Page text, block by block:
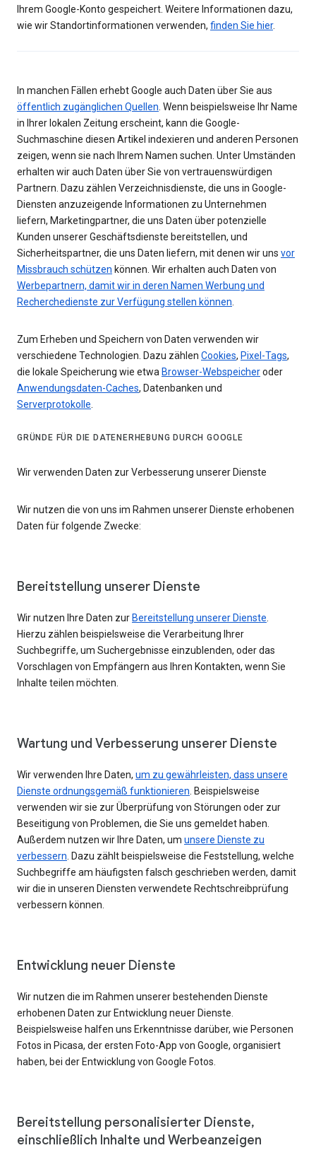
Ihrem Google-Konto gespeichert. Weitere Informationen dazu,
wie wir Standortinformationen verwenden, finden Sie hier.
In manchen Fällen erhebt Google auch Daten über Sie aus
öffentlich zugänglichen Quellen. Wenn beispielsweise Ihr Name
in Ihrer lokalen Zeitung erscheint, kann die Google-
Suchmaschine diesen Artikel indexieren und anderen Personen
zeigen, wenn sie nach Ihrem Namen suchen. Unter Umständen
erhalten wir auch Daten über Sie von vertrauenswürdigen
Partnern. Dazu zählen Verzeichnisdienste, die uns in Google-
Diensten anzuzeigende Informationen zu Unternehmen
liefern, Marketingpartner, die uns Daten über potenzielle
Kunden unserer Geschäftsdienste bereitstellen, und
Sicherheitspartner, die uns Daten liefern, mit denen wir uns vor
Missbrauch schützen können. Wir erhalten auch Daten von
Werbepartnern, damit wir in deren Namen Werbung und
Recherchedienste zur Verfügung stellen können.
Zum Erheben und Speichern von Daten verwenden wir
verschiedene Technologien. Dazu zählen Cookies, Pixel-Tags,
die lokale Speicherung wie etwa Browser-Webspeicheroder
Anwendungsdaten-Caches, Datenbanken und
Serverprotokolle.
GRÜNDE FÜR DIE DATENERHEBUNG DURCH GOOGLE
Wir verwenden Daten zur Verbesserung unserer Dienste
Wir nutzen die von uns im Rahmen unserer Dienste erhobenen
Daten für folgende Zwecke:
Bereitstellung unserer Dienste
Wir nutzen Ihre Daten zur Bereitstellung unserer Dienste
Hierzu zählen beispielsweise die Verarbeitung Ihrer
Suchbegriffe, um Suchergebnisse einzublenden, oder das
Vorschlagen von Empfängern aus Ihren Kontakten, wenn Sie
Inhalte teilen möchten.
Wartung und Verbesserung unserer Dienste
Wir verwenden Ihre Daten, um zu gewährleisten, dass unsere
Dienste ordnungsgemäß funktionieren . Beispielsweise
verwenden wir sie zur Überprüfung von Störungen oder zur
Beseitigung von Problemen, die Sie uns gemeldet haben.
Außerdem nutzen wir Ihre Daten, um unsere Dienste zu
verbessern . Dazu zählt beispielsweise die Feststellung, welche
Suchbegriffe am häufigsten falsch geschrieben werden, damit
wir die in unseren Diensten verwendete Rechtschreibprüfung
verbessern können.
Entwicklung neuer Dienste
Wir nutzen die im Rahmen unserer bestehenden Dienste
erhobenen Daten zur Entwicklung neuer Dienste.
Beispielsweise halfen uns Erkenntnisse darüber, wie Personen
Fotos in Picasa, der ersten Foto-App von Google, organisiert
haben, bei der Entwicklung von Google Fotos.
Bereitstellung personalisierter Dienste,
einschließlich Inhalte und Werbeanzeigen